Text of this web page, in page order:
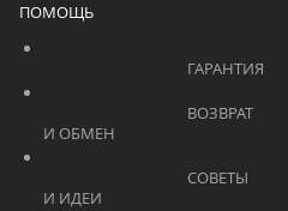
ПОМОЩЬ